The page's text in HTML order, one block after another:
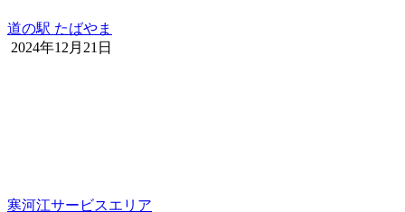
道の駅 たばやま
2024年12月21日
寒河江サービスエリア